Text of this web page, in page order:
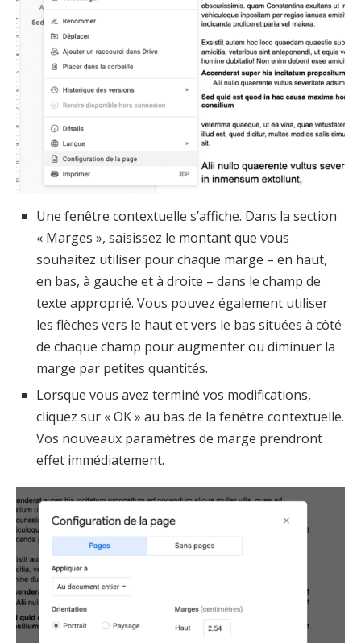
Une fenêtre contextuelle s’affiche. Dans la section
« Marges », saisissez le montant que vous
souhaitez utiliser pour chaque marge – en haut,
en bas, à gauche et à droite – dans le champ de
texte approprié. Vous pouvez également utiliser
les flèches vers le haut et vers le bas situées à côté
de chaque champ pour augmenter ou diminuer la
marge par petites quantités.
Lorsque vous avez terminé vos modifications,
cliquez sur « OK » au bas de la fenêtre contextuelle.
Vos nouveaux paramètres de marge prendront
effet immédiatement.